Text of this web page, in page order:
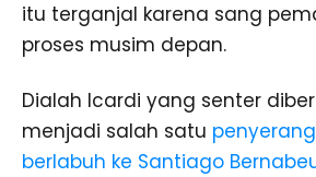
itu terganjal karena sang
proses musim depan.
Dialah Icardi yang senter
menjadi salah satu
berlabuh ke Santiago